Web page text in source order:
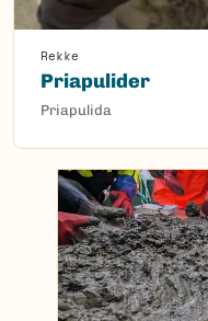
Rekke
Priapulider
Priapulida